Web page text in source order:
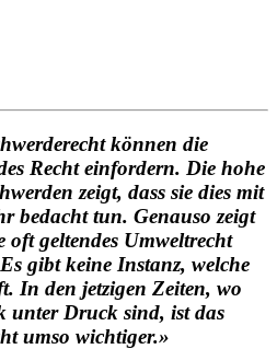
können die
Recht einfordern. Die hohe
zeigt, dass sie dies mit
bedacht tun. Genauso zeigt
oft geltendes Umweltrecht
gibt keine Instanz, welche
In den jetzigen Zeiten, wo
unter Druck sind, ist das
umso wichtiger.»